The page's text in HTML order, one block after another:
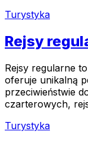
Turystyka
Rejsy
Rejsy regularne
oferuje unikalną
przeciwieństwie
czarterowych,
Turystyka